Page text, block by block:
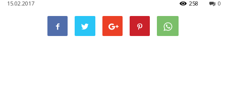
15.02.2017 0
258